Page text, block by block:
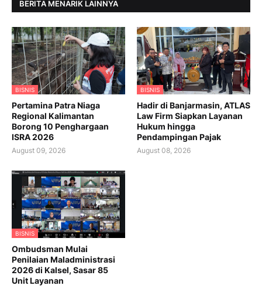
BERITA MENARIK LAINNYA
BISNIS
Pertamina Patra Niaga
Regional Kalimantan
Borong 10 Penghargaan
ISRA 2026
August 09, 2026
BISNIS
Hadir di Banjarmasin, ATLAS
Law Firm Siapkan Layanan
Hukum hingga
Pendampingan Pajak
August 08, 2026
BISNIS
Ombudsman Mulai
Penilaian Maladministrasi
2026 di Kalsel, Sasar 85
Unit Layanan